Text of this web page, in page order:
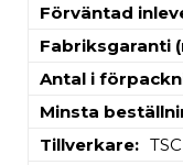
Förväntad
Fabriksgaranti
Antal i
Minsta
Tillverkare
TSC